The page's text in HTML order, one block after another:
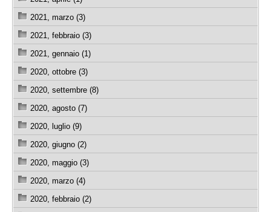
2021, marzo (3)
2021, febbraio (3)
2021, gennaio (1)
2020, ottobre (3)
2020, settembre (8)
2020, agosto (7)
2020, luglio (9)
2020, giugno (2)
2020, maggio (3)
2020, marzo (4)
2020, febbraio (2)